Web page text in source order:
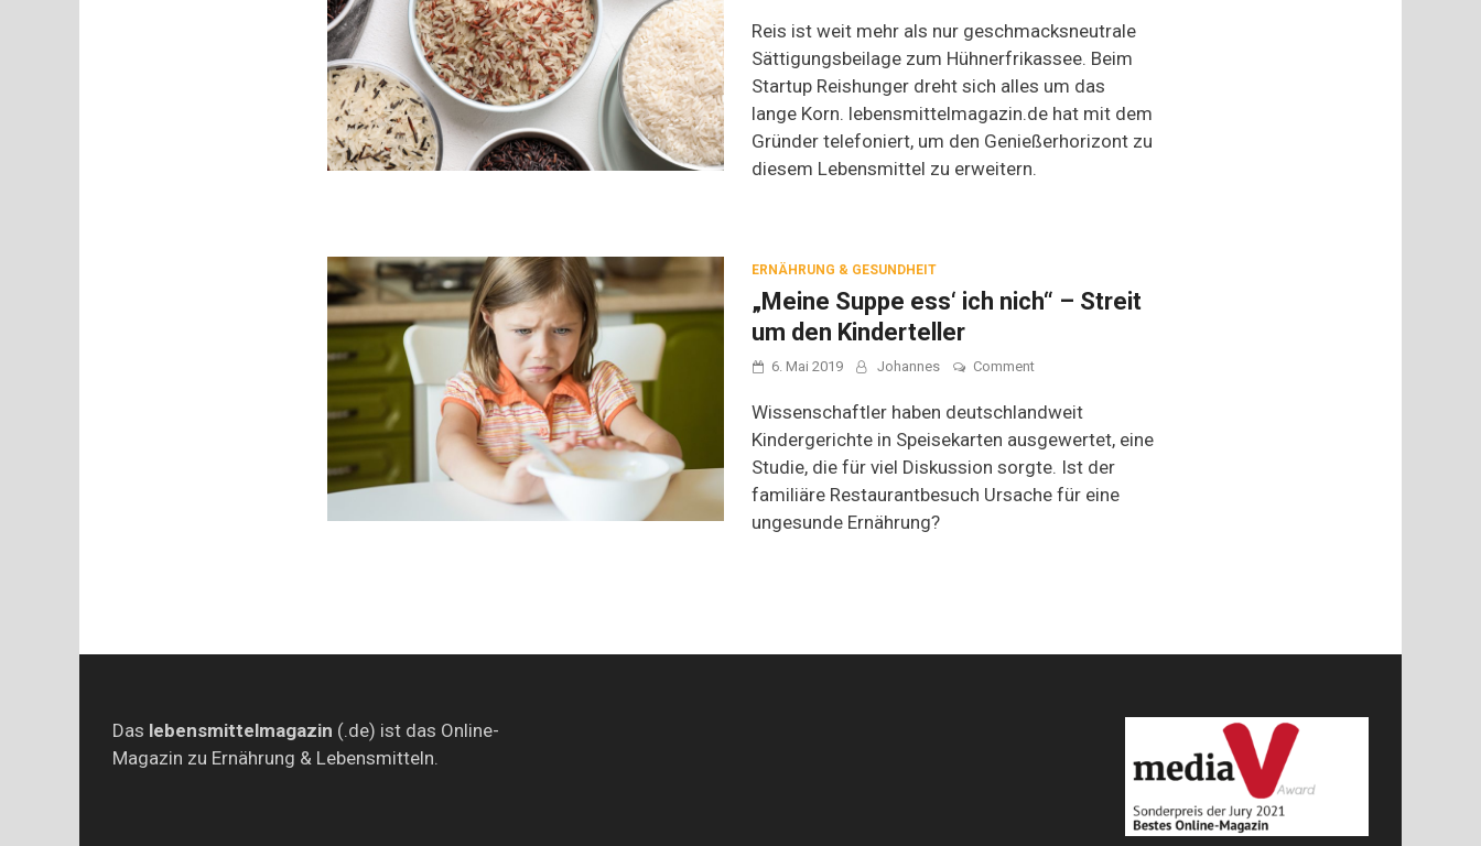
auf
Reis ist weit mehr als nur geschmacksneutrale
Sättigungsbeilage zum Hühnerfrikassee. Beim
Startup Reishunger dreht sich alles um das
lange Korn. lebensmittelmagazin.de hat mit dem
Gründer telefoniert, um den Genießerhorizont zu
diesem Lebensmittel zu erweitern.
ERNÄHRUNG & GESUNDHEIT
„Meine Suppe ess‘ ich nich“ – Streit
um den Kinderteller
6. Mai 2019 Johannes Commenton
Suppe
ich
nich“
–
Streit
Wissenschaftler haben deutschlandweit
Kindergerichte in Speisekarten ausgewertet, eine
Studie, die für viel Diskussion sorgte. Ist der
familiäre Restaurantbesuch Ursache für eine
ungesunde Ernährung?
Das lebensmittelmagazin (.de) ist das Online-
Magazin zu Ernährung & Lebensmitteln.